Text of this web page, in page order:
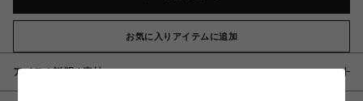
お気に入りアイテムに追加
アイテム説明 / 素材